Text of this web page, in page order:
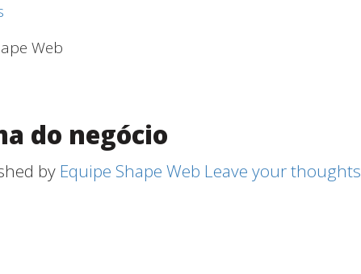
Web
do negócio
by Equipe Shape Web Leave your thoughts